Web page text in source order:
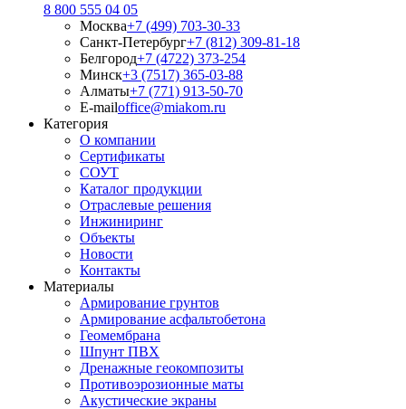
8 800 555 04 05
Москва+7 (499) 703-30-33
Санкт-Петербург+7 (812) 309-81-18
Белгород+7 (4722) 373-254
Минск+3 (7517) 365-03-88
Алматы+7 (771) 913-50-70
E-mailoffice@miakom.ru
Категория
О компании
Сертификаты
СОУТ
Каталог продукции
Отраслевые решения
Инжиниринг
Объекты
Новости
Контакты
Материалы
Армирование грунтов
Армирование асфальтобетона
Геомембрана
Шпунт ПВХ
Дренажные геокомпозиты
Противоэрозионные маты
Акустические экраны